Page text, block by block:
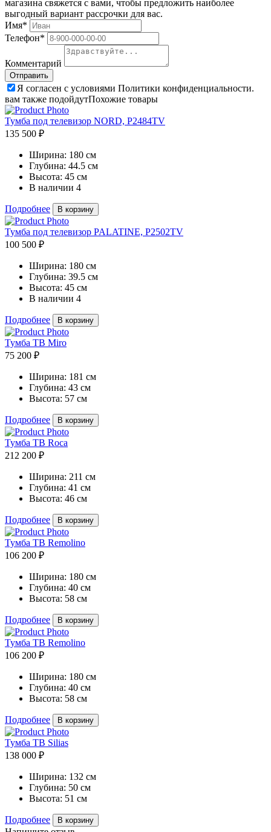
магазина свяжется с вами, чтобы предложить наиболее
выгодный вариант рассрочки для вас.
Имя*
Телефон*
Комментарий
Я согласен с условиями Политики конфиденциальности.
вам также подойдутПохожие товары
Тумба под телевизор NORD, P2484TV
135 500 ₽
Ширина: 180 см
Глубина: 44.5 см
Высота: 45 см
В наличии 4
Подробнее В корзину
Тумба под телевизор PALATINE, P2502TV
100 500 ₽
Ширина: 180 см
Глубина: 39.5 см
Высота: 45 см
В наличии 4
Подробнее В корзину
Тумба ТВ Miro
75 200 ₽
Ширина: 181 см
Глубина: 43 см
Высота: 57 см
Подробнее В корзину
Тумба ТВ Roca
212 200 ₽
Ширина: 211 см
Глубина: 41 см
Высота: 46 см
Подробнее В корзину
Тумба ТВ Remolino
106 200 ₽
Ширина: 180 см
Глубина: 40 см
Высота: 58 см
Подробнее В корзину
Тумба ТВ Remolino
106 200 ₽
Ширина: 180 см
Глубина: 40 см
Высота: 58 см
Подробнее В корзину
Тумба ТВ Silias
138 000 ₽
Ширина: 132 см
Глубина: 50 см
Высота: 51 см
Подробнее В корзину